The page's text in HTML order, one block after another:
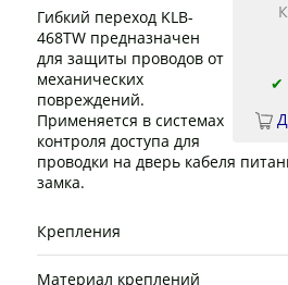
✔
Гибкий переход KLB-
468TW предназначен
для защиты проводов от
механических
повреждений.
Применяется в системах
контроля доступа для
проводки на дверь кабеля
замка.
Крепления
Материал креплений